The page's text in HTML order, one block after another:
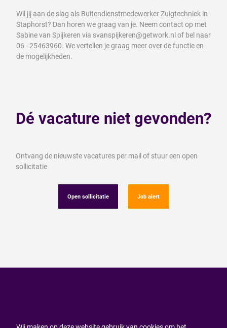
Wil jij aan de slag als Buitendienstmedewerker Zuigtechniek in
Staphorst? Dan horen we graag van je. Neem contact op met
Sabine van Spijkeren via svanspijkeren@getwork.nl of bel naar
06 - 25463960. We vertellen je graag meer over de functie en
de mogelijkheden.
Dé vacature niet gevonden?
Ontvang de nieuwste vacatures per mail of stuur een open
sollicitatie
Open sollicitatie Job alert